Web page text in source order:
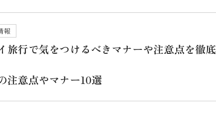
報
旅行で気をつけるべきマナーや注意点を徹底
注意点やマナー10選